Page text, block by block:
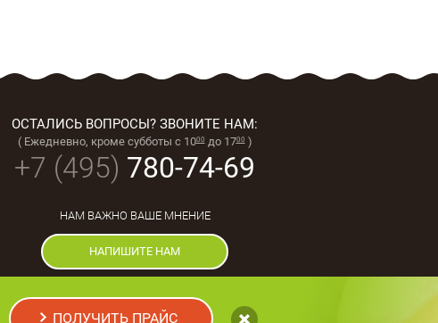
ОСТАЛИСЬ ВОПРОСЫ? ЗВОНИТЕ НАМ:
( Ежедневно, кроме субботы с 1000до 1700)
+7 (495) 780-74-69
НАМ ВАЖНО ВАШЕ МНЕНИЕ
НАПИШИТЕ НАМ
1996-2026, ООО “ПЕКАРЬ-М”,
Все права защищены
ПОЛУЧИТЬ ПРАЙС